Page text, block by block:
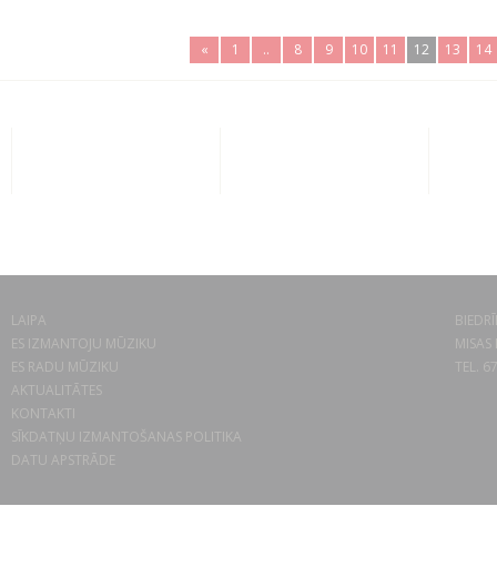
« 1 .. 8 9 10 11 12 13 14
LAIPA
ES IZMANTOJU MŪZIKU
ES RADU MŪZIKU
AKTUALITĀTES
KONTAKTI
SĪKDATŅU IZMANTOŠANAS POLITIKA
DATU APSTRĀDE
TEL.